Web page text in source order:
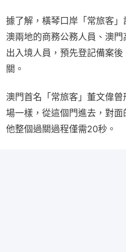
據了解，橫琴口岸「常旅客
澳兩地的商務公務人員、澳
出入境人員，預先登記備案
關。
澳門首名「常旅客」董文偉
場一樣，從這個門進去，對面
他整個過關過程僅需20秒。